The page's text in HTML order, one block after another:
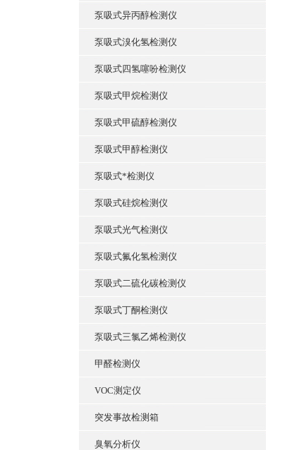
泵吸式异丙醇检测仪
泵吸式溴化氢检测仪
泵吸式四氢噻吩检测仪
泵吸式甲烷检测仪
泵吸式甲硫醇检测仪
泵吸式甲醇检测仪
泵吸式*检测仪
泵吸式硅烷检测仪
泵吸式光气检测仪
泵吸式氟化氢检测仪
泵吸式二硫化碳检测仪
泵吸式丁酮检测仪
泵吸式三氯乙烯检测仪
甲醛检测仪
VOC测定仪
突发事故检测箱
臭氧分析仪